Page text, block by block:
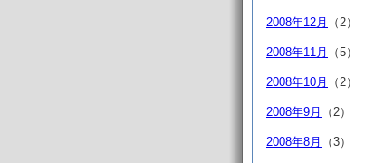
2008年12月 （2）
2008年11月 （5）
2008年10月 （2）
2008年9月 （2）
2008年8月 （3）